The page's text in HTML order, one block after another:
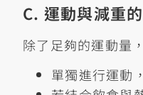
C. 運動與減重
除了足夠的運動量，
單獨進行運動